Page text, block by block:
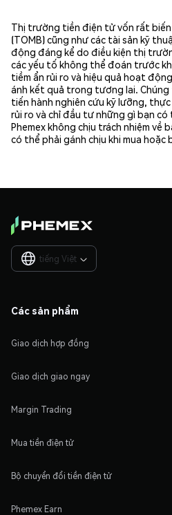
Thị trường tiền điện tử vốn rất biến
(TOMB) cũng như các tài sản kỹ
động đáng kể do điều kiện thị
các yếu tố không thể đoán trước
tiềm ẩn rủi ro và hiệu quả hoạt
ánh kết quả trong tương lai.
tiến hành nghiên cứu kỹ lưỡng,
rủi ro và chỉ đầu tư những gì bạn
Phemex không chịu trách nhiệm về
có thể phải gánh chịu khi mua hoặc
tiếng Việt 
Các sản phẩm
Giao dịch hợp đồng
Giao dịch giao ngay
Margin Trading
Mua tiền điện tử
Bộ chuyển đổi tiền điện tử
Phemex Earn